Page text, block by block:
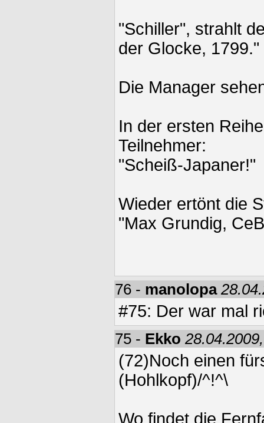
"Schiller", strahlt
der Glocke, 1799."
Die Manager
In der ersten
Teilnehmer:
"Scheiß-Japaner!"
Wieder ertönt die
"Max Grundig,
76 - manolopa
#75: Der war mal
75 - Ekko
(72)Noch einen
(Hohlkopf)/^!^\
Wo findet die